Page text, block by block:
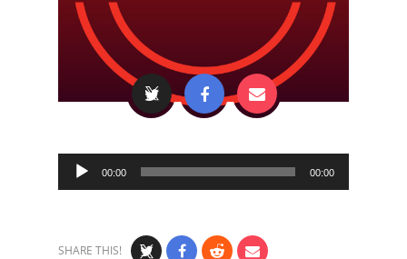
Audio
Player
00:00 00:00
SHARE THIS!